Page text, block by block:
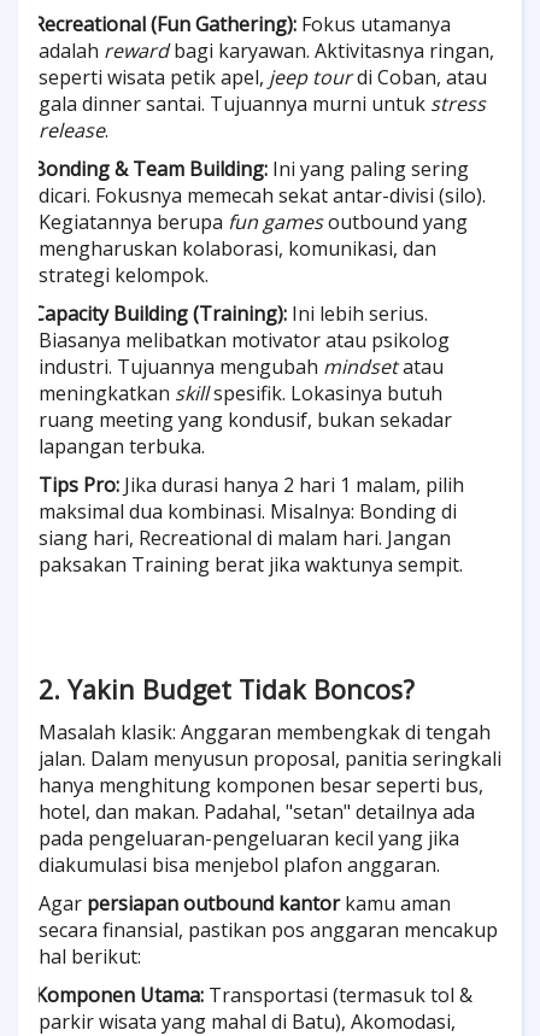
Recreational (Fun Gathering): Fokus utamanya
adalah rewardbagi karyawan. Aktivitasnya ringan,
seperti wisata petik apel, jeep tourdi Coban, atau
gala dinner santai. Tujuannya murni untuk stress
release.
Bonding & Team Building: Ini yang paling sering
dicari. Fokusnya memecah sekat antar-divisi (silo).
Kegiatannya berupa fun gamesoutbound yang
mengharuskan kolaborasi, komunikasi, dan
strategi kelompok.
Capacity Building (Training): Ini lebih serius.
Biasanya melibatkan motivator atau psikolog
industri. Tujuannya mengubah mindsetatau
meningkatkan skillspesifik. Lokasinya butuh
ruang meeting yang kondusif, bukan sekadar
lapangan terbuka.
Tips Pro: Jika durasi hanya 2 hari 1 malam, pilih
maksimal dua kombinasi. Misalnya: Bonding di
siang hari, Recreational di malam hari. Jangan
paksakan Training berat jika waktunya sempit.
2. Yakin Budget Tidak Boncos?
Masalah klasik: Anggaran membengkak di tengah
jalan. Dalam menyusun proposal, panitia seringkali
hanya menghitung komponen besar seperti bus,
hotel, dan makan. Padahal, "setan" detailnya ada
pada pengeluaran-pengeluaran kecil yang jika
diakumulasi bisa menjebol plafon anggaran.
Agar persiapan outbound kantorkamu aman
secara finansial, pastikan pos anggaran mencakup
hal berikut:
Komponen Utama: Transportasi (termasuk tol &
parkir wisata yang mahal di Batu), Akomodasi,